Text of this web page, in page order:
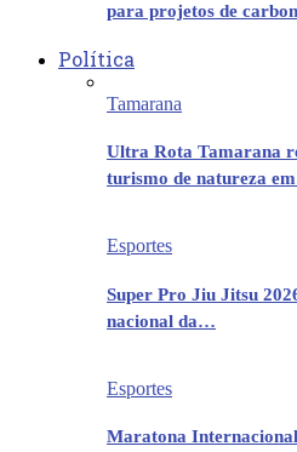
para projetos de
Política
Tamarana
Ultra Rota Tamarana
turismo de natureza
Esportes
Super Pro Jiu Jitsu
nacional da…
Esportes
Maratona